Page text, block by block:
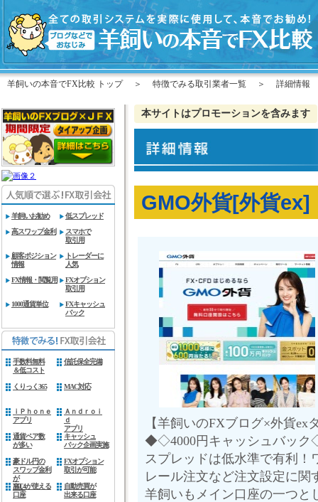
羊飼いの本音でFX比較 トップ＞ 特徴でみる取引業者一覧 ＞ 詳細情報
羊飼いお勧め
低スプレッド
高スワップ金利
スマホで
取引用
顧客ポジション
情報
トレーダーに
人気
FX情報・閲覧用
FXオプション
取引用
1000通貨単位
FXキャッシュ
バック
手数料無料
＆低コスト
信託保全完備
くりっく365 MAC対応
ｉＰｈｏｎｅ
アプリ
Ａｎｄｒｏｉ
ｄ
アプリ
通貨ペア数
が多い
キャッシュ
バック企画実施
豪ドル円の
スワップ金利
が
高い
FXオプション
取引が可能
MT4が使える
口座
自動売買が
出来る口座
本サイトはプロモーションを含みます
GMO外貨[外貨ex]
【羊飼いのFXブログ×外貨
◆◇4000円キャッシュバッ
スプレッドは低水準で有利！
レール注文など注文設定に関
羊飼いもメイン口座の一つと